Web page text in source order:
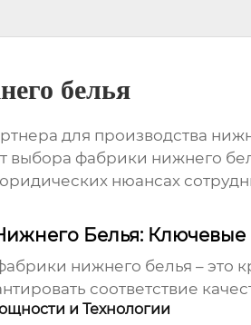
белья
для производства
выбора фабрики нижнего
нюансах
Белья: Ключевые
нижнего белья – это
соответствие
и Технологии